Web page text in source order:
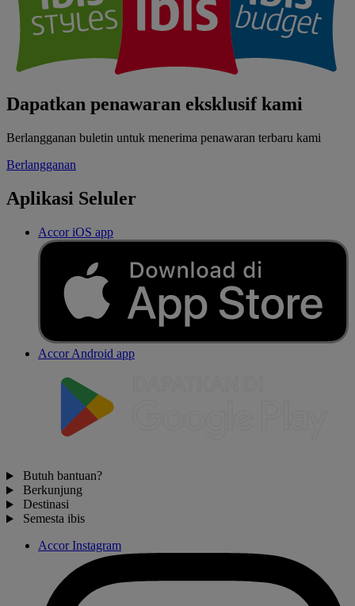
Dapatkan penawaran eksklusif kami
Berlangganan buletin untuk menerima penawaran terbaru kami
Berlangganan
Aplikasi Seluler
Accor iOS app
Accor Android app
Butuh bantuan?
Berkunjung
Destinasi
Semesta ibis
Accor Instagram